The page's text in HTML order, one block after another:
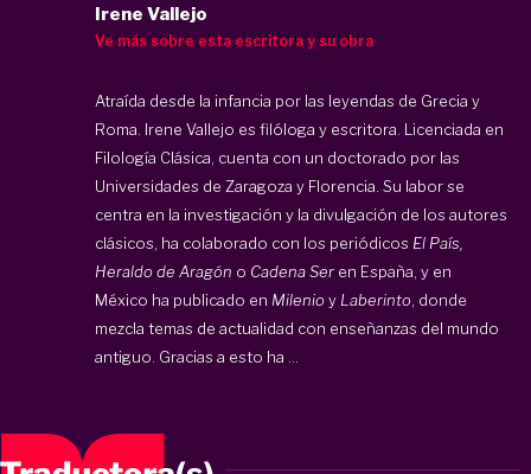
Irene Vallejo
Ve más sobre esta escritora y su obra
Atraída desde la infancia por las leyendas de Grecia y
Roma. Irene Vallejo es filóloga y escritora. Licenciada en
Filología Clásica, cuenta con un doctorado por las
Universidades de Zaragoza y Florencia. Su labor se
centra en la investigación y la divulgación de los autores
clásicos, ha colaborado con los periódicos El País,
Heraldo de Aragón o Cadena Ser en España, y en
México ha publicado en Milenioy Laberinto , donde
mezcla temas de actualidad con enseñanzas del mundo
antiguo. Gracias a esto ha ...